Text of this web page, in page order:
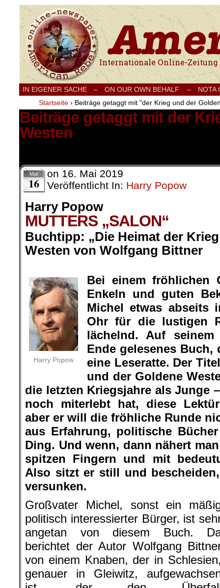
Internationale Onlinezeitung für Frieden,
IN EIGENER SACHE – ON OUR OWN BEHALF –
NOTA
Startseite › Beiträge getaggt mit "der Krieg und der
Beiträge getaggt mit der
Westen
Mai
16
on 16. Mai 2019
Veröffentlicht In: Harry Popow
Harry Popow
MUTTERS „SALON“
Buchtipp: „Die Heimat der
Westen von Wolfgang Bittner
Harry Popow
Bei einem fröhlichen
Enkeln und guten
Michel etwas abseits
Ohr für die lustigen
lächelnd. Auf
Ende gelesenes
eine Leseratte. Der
und der Goldene
die letzten Kriegsjahre als Junge
noch miterlebt hat, diese
aber er will die fröhliche Runde
aus Erfahrung, politische
Ding. Und wenn, dann nähert
spitzen Fingern und mit
Also sitzt er still und
versunken.
Großvater Michel, sonst ein
politisch interessierter Bürger, ist
angetan von diesem Buch.
berichtet der Autor Wolfgang
von einem Knaben, der in
genauer in Gleiwitz,